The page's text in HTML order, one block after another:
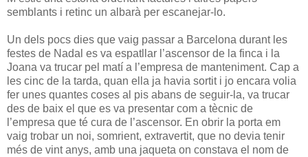
semblants i retinc un albarà per escanejar-lo.
Un dels pocs dies que vaig passar a Barcelona durant les
festes de Nadal es va espatllar l’ascensor de la finca i la
Joana va trucar pel matí a l’empresa de manteniment. Cap a
les cinc de la tarda, quan ella ja havia sortit i jo encara volia
fer unes quantes coses al pis abans de seguir-la, va trucar
des de baix el que es va presentar com a tècnic de
l’empresa que té cura de l’ascensor. En obrir la porta em
vaig trobar un noi, somrient, extravertit, que no devia tenir
més de vint anys, amb una jaqueta on constava el nom de